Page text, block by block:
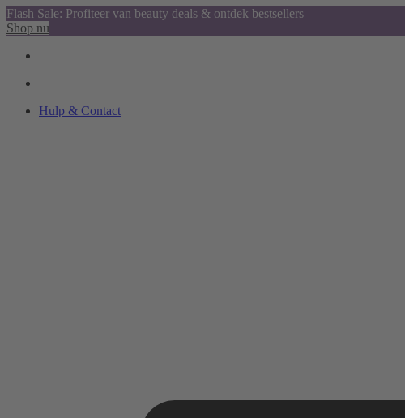
Flash Sale: Profiteer van beauty deals & ontdek bestsellers
Shop nu
Hulp & Contact